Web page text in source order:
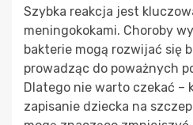
Szybka reakcja jest
meningokokami. Choroby
bakterie mogą rozwijać się
prowadząc do poważnych
Dlatego nie warto czekać –
zapisanie dziecka na